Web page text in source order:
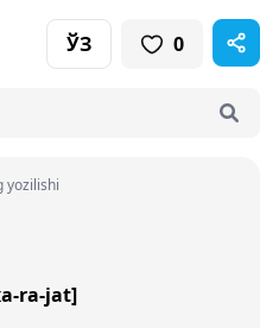
ЎЗ 0
yozilishi
ra-jat]